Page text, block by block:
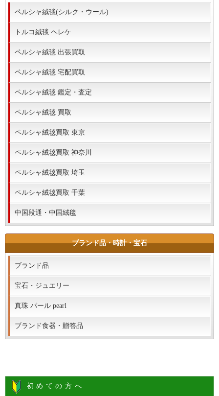
ペルシャ絨毯(シルク・ウール)
トルコ絨毯 ヘレケ
ペルシャ絨毯 出張買取
ペルシャ絨毯 宅配買取
ペルシャ絨毯 鑑定・査定
ペルシャ絨毯 買取
ペルシャ絨毯買取 東京
ペルシャ絨毯買取 神奈川
ペルシャ絨毯買取 埼玉
ペルシャ絨毯買取 千葉
中国段通・中国絨毯
ブランド品・時計・宝石
ブランド品
宝石・ジュエリー
真珠 パール pearl
ブランド食器・贈答品
初めての方へ